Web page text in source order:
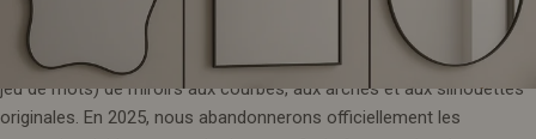
Si vous avez parcouru Pinterest ou Instagram dédié au design ces
derniers temps, vous avez probablement remarqué une vague (sans
jeu de mots) de miroirs aux courbes, aux arches et aux silhouettes
originales. En 2025, nous abandonnerons officiellement les